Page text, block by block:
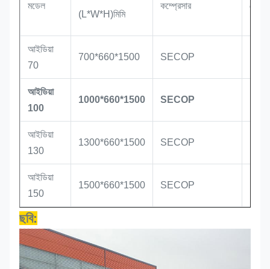
মডেল
(L*W*H)মিমি
কম্প্রেসার
আইডিয়া
70
700*660*1500 SECOP
আইডিয়া
100
1000*660*1500 SECOP
আইডিয়া
130
1300*660*1500 SECOP
আইডিয়া
150
1500*660*1500 SECOP
ছবি: